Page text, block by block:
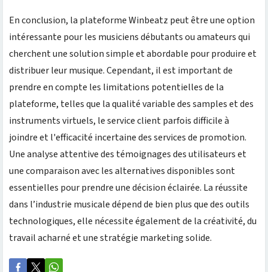
En conclusion, la plateforme Winbeatz peut être une option
intéressante pour les musiciens débutants ou amateurs qui
cherchent une solution simple et abordable pour produire et
distribuer leur musique. Cependant, il est important de
prendre en compte les limitations potentielles de la
plateforme, telles que la qualité variable des samples et des
instruments virtuels, le service client parfois difficile à
joindre et l'efficacité incertaine des services de promotion.
Une analyse attentive des témoignages des utilisateurs et
une comparaison avec les alternatives disponibles sont
essentielles pour prendre une décision éclairée. La réussite
dans l’industrie musicale dépend de bien plus que des outils
technologiques, elle nécessite également de la créativité, du
travail acharné et une stratégie marketing solide.